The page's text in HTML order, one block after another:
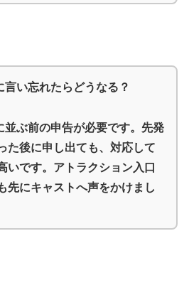
い忘れたらどうなる？
並ぶ前の申告が必要です。先発
た後に申し出ても、対応して
いです。アトラクション入口
先にキャストへ声をかけまし